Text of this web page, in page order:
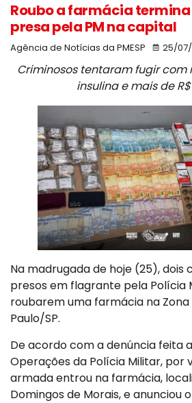
Roubo a farmácia
presa pela PM na capital
Agência de Notícias da PMESP 25/
Criminosos tentaram fugir
insulina e mais de
Na madrugada de hoje (25), dois
presos em flagrante pela Polícia
roubarem uma farmácia na Zona
Paulo/SP.
De acordo com a denúncia feita
Operações da Polícia Militar, por
armada entrou na farmácia,
Domingos de Morais, e anunciou